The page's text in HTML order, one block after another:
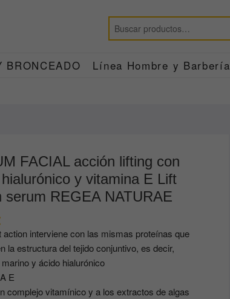
BRONCEADO Línea Hombre y Barbería
FACIAL acción lifting con
y vitamina E Lift
serum REGEA NATURAE
action interviene con las mismas proteínas que
la estructura del tejido conjuntivo, es decir,
y ácido hialurónico
E
complejo vitamínico y a los extractos de algas